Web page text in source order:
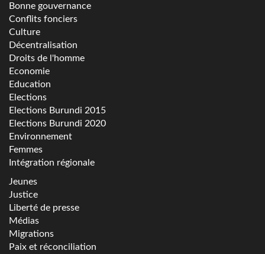
Bonne gouvernance
Conflits fonciers
Culture
Décentralisation
Droits de l'homme
Economie
Education
Elections
Elections Burundi 2015
Elections Burundi 2020
Environnement
Femmes
Intégration régionale
Jeunes
Justice
Liberté de presse
Médias
Migrations
Paix et réconciliation